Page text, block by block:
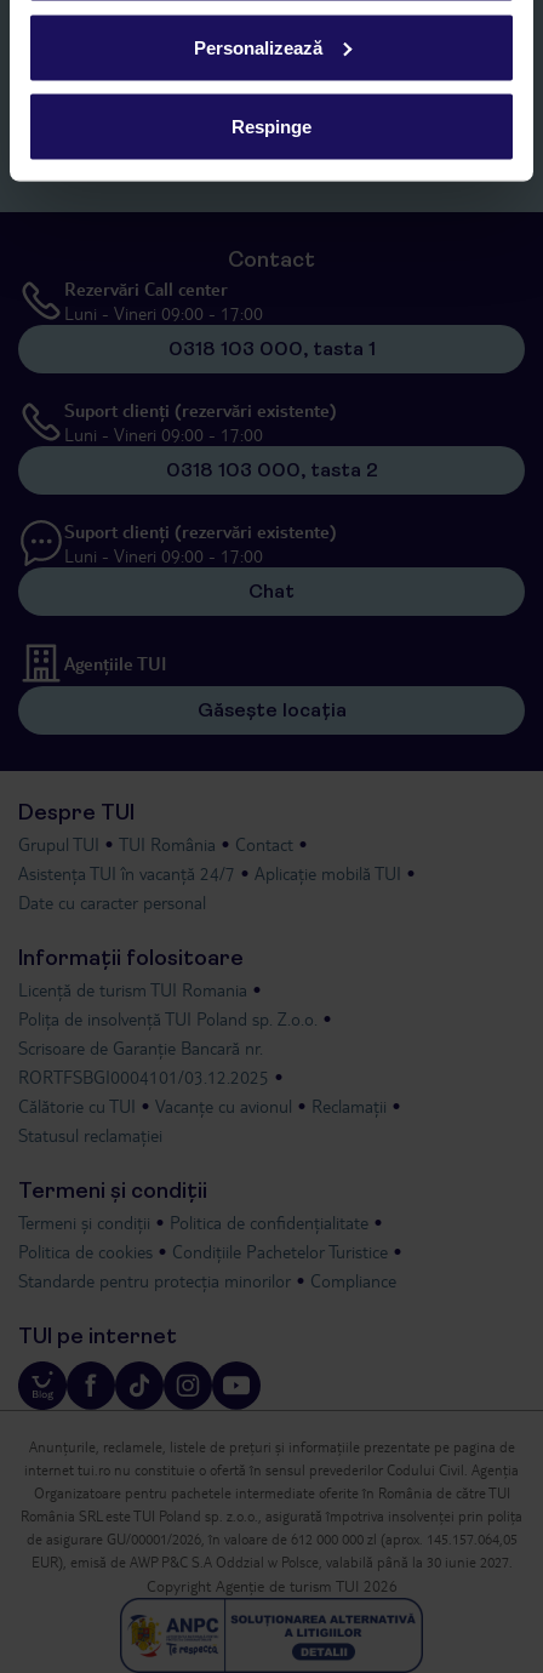
Personalizează
Respinge
Sunt de acord cu prelucrarea datelor mele personale de către TUI
Romania SRL în scopuri de marketing, în cadrul și în scopul
personal”, prin mijloace electronice de comunicare (e-mail),
Contact
Rezervări Call center
Luni - Vineri 09:00 - 17:00
0318 103 000, tasta 1
Suport clienți (rezervări existente)
Luni - Vineri 09:00 - 17:00
0318 103 000, tasta 2
Suport clienți (rezervări existente)
Luni - Vineri 09:00 - 17:00
Chat
Agențiile TUI
Găsește locația
Despre TUI
Grupul TUI TUI România
Contact
Asistența TUI în vacanță 24/7
Aplicație mobilă TUI
Date cu caracter personal
Informații folositoare
Licență de turism TUI Romania
Polița de insolvență TUI Poland sp. Z.o.o.
Scrisoare de Garanție Bancară nr.
RORTFSBGI0004101/03.12.2025
Călătorie cu TUI
Vacanțe cu avionul
Reclamații
Statusul reclamației
Termeni și condiții
Termeni și condiții
Politica de confidențialitate
Politica de cookies
Condițiile Pachetelor Turistice
Standarde pentru protecția minorilor
Compliance
TUI pe internet
Anunțurile, reclamele, listele de prețuri și informațiile prezentate pe pagina de
internet tui.ro nu constituie o ofertă în sensul prevederilor Codului Civil. Agenția
Organizatoare pentru pachetele intermediate oferite în România de către TUI
România SRL este TUI Poland sp. z.o.o., asigurată împotriva insolvenței prin polița
de asigurare GU/00001/2026, în valoare de 612 000 000 zl (aprox. 145.157.064,05
EUR), emisă de AWP P&C S.A Oddzial w Polsce, valabilă până la 30 iunie 2027.
Copyright Agenție de turism TUI 2026